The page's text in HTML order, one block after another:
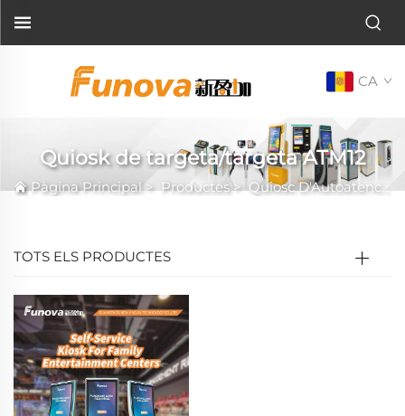
CA
Quiosk de targeta/targeta ATM12
Pàgina Principal>Productes>Quiosc D'Autoatenció
TOTS ELS PRODUCTES